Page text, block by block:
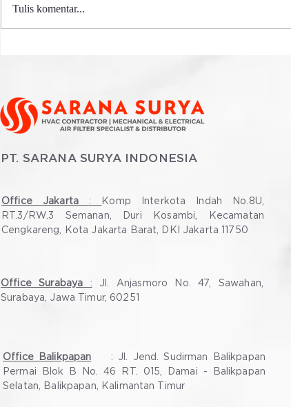
Tulis komentar...
PT. SARANA SURYA INDONESIA
Office Jakarta:
Komp Interkota Indah No.8U,
RT.3/RW.3 Semanan, Duri Kosambi, Kecamatan
Cengkareng, Kota Jakarta Barat, DKI Jakarta 11750
Office Surabaya : Jl. Anjasmoro No. 47, Sawahan,
Surabaya, Jawa Timur, 60251
Office Balikpapan
: Jl. Jend. Sudirman Balikpapan
Permai Blok B No. 46 RT. 015, Damai - Balikpapan
Selatan, Balikpapan, Kalimantan Timur